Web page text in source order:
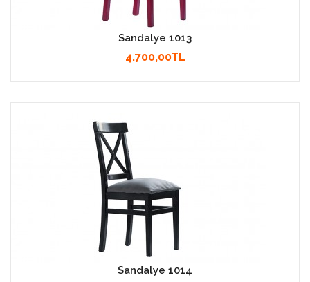
Sandalye 1013
4.700,00TL
Sandalye 1014